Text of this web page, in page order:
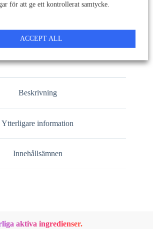
Beskrivning
Ytterligare information
Innehållsämnen
aktiva ingredienser.
för att ge ett kontrollerat samtycke.
ACCEPT ALL